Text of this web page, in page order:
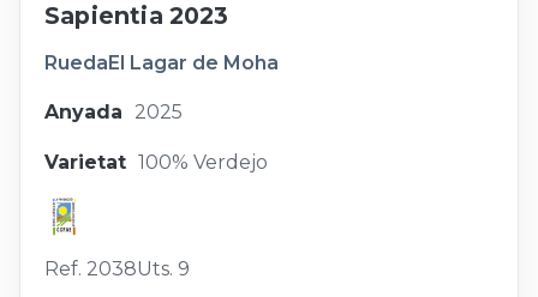
Sapientia 2023
Rueda El Lagar de Moha
Anyada 2025
Varietat 100% Verdejo
Ref. 2038Uts. 9